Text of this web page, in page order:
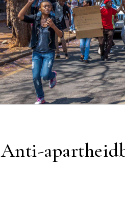
Anti-